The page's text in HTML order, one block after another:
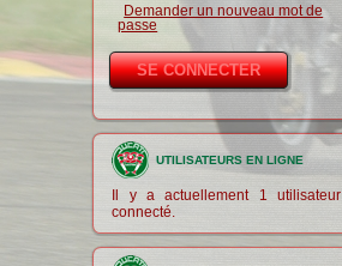
Demander un nouveau mot de
passe
UTILISATEURS EN LIGNE
Il y a actuellement 1 utilisateur
connecté.